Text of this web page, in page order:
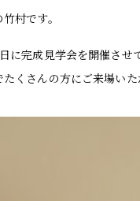
村です。
に完成見学会を開催させ
くさんの方にご来場いた